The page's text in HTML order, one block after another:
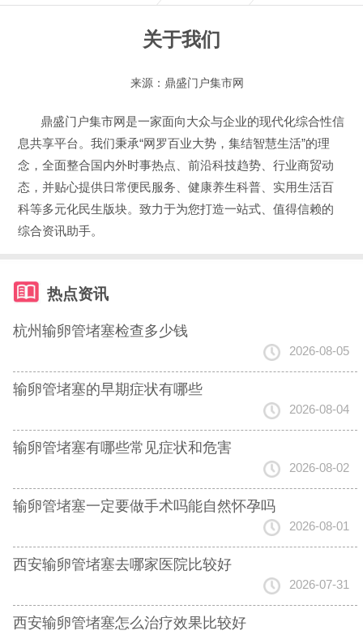
关于我们
来源： 鼎盛门户集市网
鼎盛门户集市网是一家面向大众与企业的现代化综合性信
息共享平台。我们秉承“网罗百业大势，集结智慧生活”的理
念，全面整合国内外时事热点、前沿科技趋势、行业商贸动
态，并贴心提供日常便民服务、健康养生科普、实用生活百
科等多元化民生版块。致力于为您打造一站式、值得信赖的
综合资讯助手。
热点资讯
杭州输卵管堵塞检查多少钱
2026-08-05
输卵管堵塞的早期症状有哪些
2026-08-04
输卵管堵塞有哪些常见症状和危害
2026-08-02
输卵管堵塞一定要做手术吗能自然怀孕吗
2026-08-01
西安输卵管堵塞去哪家医院比较好
2026-07-31
西安输卵管堵塞怎么治疗效果比较好